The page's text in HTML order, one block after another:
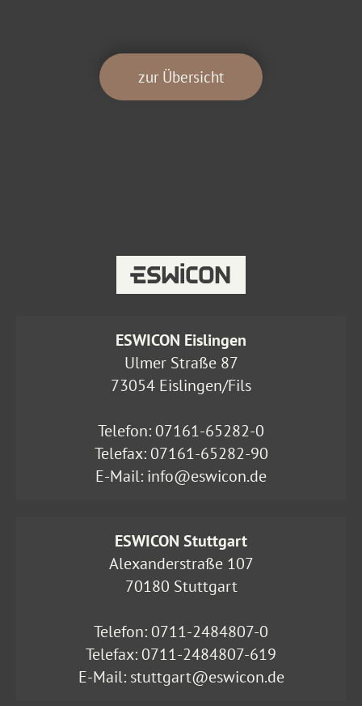
zur Übersicht
ESWICON Eislingen
Ulmer Straße 87
73054 Eislingen/Fils
Telefon: 07161-65282-0
Telefax: 07161-65282-90
E-Mail: info@eswicon.de
ESWICON Stuttgart
Alexanderstraße 107
70180 Stuttgart
Telefon: 0711-2484807-0
Telefax: 0711-2484807-619
E-Mail: stuttgart@eswicon.de